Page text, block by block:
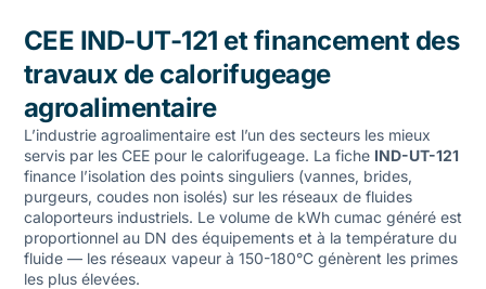
CEE IND-UT-121 et financement des
travaux de calorifugeage
agroalimentaire
L’industrie agroalimentaire est l’un des secteurs les mieux
servis par les CEE pour le calorifugeage. La fiche IND-UT-121
finance l’isolation des points singuliers (vannes, brides,
purgeurs, coudes non isolés) sur les réseaux de fluides
caloporteurs industriels. Le volume de kWh cumac généré est
proportionnel au DN des équipements et à la température du
fluide — les réseaux vapeur à 150-180°C génèrent les primes
les plus élevées.